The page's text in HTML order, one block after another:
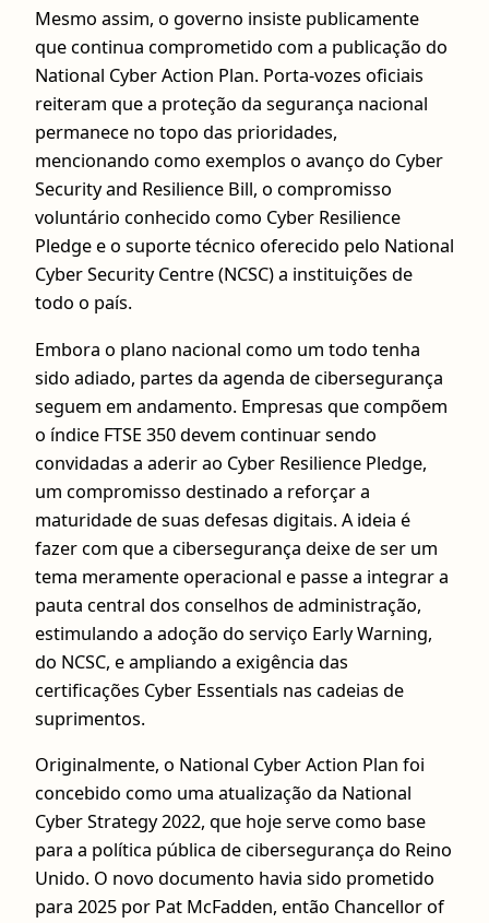
Mesmo assim, o governo insiste publicamente
que continua comprometido com a publicação do
National Cyber Action Plan. Porta-vozes oficiais
reiteram que a proteção da segurança nacional
permanece no topo das prioridades,
mencionando como exemplos o avanço do Cyber
Security and Resilience Bill, o compromisso
voluntário conhecido como Cyber Resilience
Pledge e o suporte técnico oferecido pelo National
Cyber Security Centre (NCSC) a instituições de
todo o país.
Embora o plano nacional como um todo tenha
sido adiado, partes da agenda de cibersegurança
seguem em andamento. Empresas que compõem
o índice FTSE 350 devem continuar sendo
convidadas a aderir ao Cyber Resilience Pledge,
um compromisso destinado a reforçar a
maturidade de suas defesas digitais. A ideia é
fazer com que a cibersegurança deixe de ser um
tema meramente operacional e passe a integrar a
pauta central dos conselhos de administração,
estimulando a adoção do serviço Early Warning,
do NCSC, e ampliando a exigência das
certificações Cyber Essentials nas cadeias de
suprimentos.
Originalmente, o National Cyber Action Plan foi
concebido como uma atualização da National
Cyber Strategy 2022, que hoje serve como base
para a política pública de cibersegurança do Reino
Unido. O novo documento havia sido prometido
para 2025 por Pat McFadden, então Chancellor of